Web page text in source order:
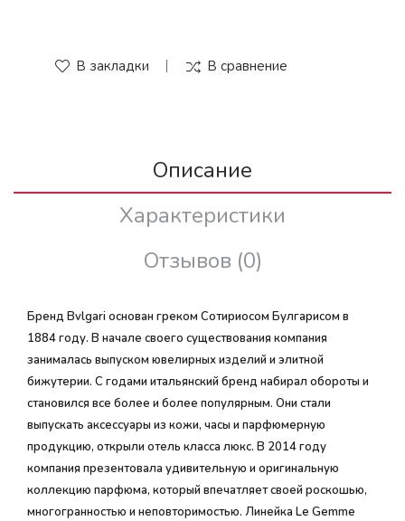
В закладки В сравнение
Описание
Характеристики
Отзывов (0)
Бренд Bvlgari основан греком Сотириосом Булгарисом в
1884 году. В начале своего существования компания
занималась выпуском ювелирных изделий и элитной
бижутерии. С годами итальянский бренд набирал обороты и
становился все более и более популярным. Они стали
выпускать аксессуары из кожи, часы и парфюмерную
продукцию, открыли отель класса люкс. В 2014 году
компания презентовала удивительную и оригинальную
коллекцию парфюма, который впечатляет своей роскошью,
многогранностью и неповторимостью. Линейка Le Gemme